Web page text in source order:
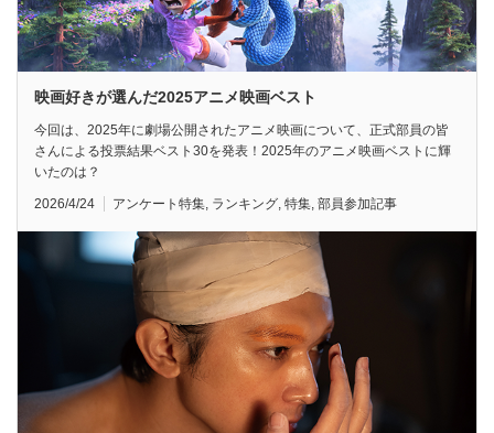
映画好きが選んだ2025アニメ映画ベスト
今回は、2025年に劇場公開されたアニメ映画について、正式部員の皆
さんによる投票結果ベスト30を発表！2025年のアニメ映画ベストに輝
いたのは？
2026/4/24 アンケート特集 ランキング 特集 部員参加記事